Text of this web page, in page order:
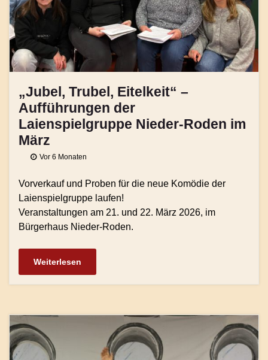
„Jubel, Trubel, Eitelkeit“ –
Aufführungen der
Laienspielgruppe Nieder-Roden im
März
Vor 6 Monaten
Vorverkauf und Proben für die neue Komödie der
Laienspielgruppe laufen!
Veranstaltungen am 21. und 22. März 2026, im
Bürgerhaus Nieder-Roden.
Weiterlesen